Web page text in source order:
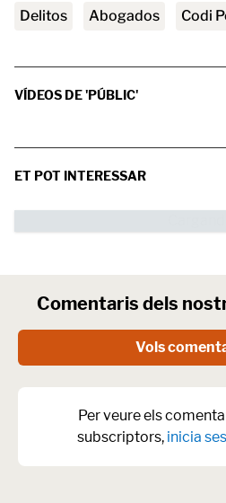
delitos abogados Codi
VÍDEOS DE 'PÚBLIC'
ET POT INTERESSAR
Comentaris dels
Vols
Per veure els
subscriptors, inicia